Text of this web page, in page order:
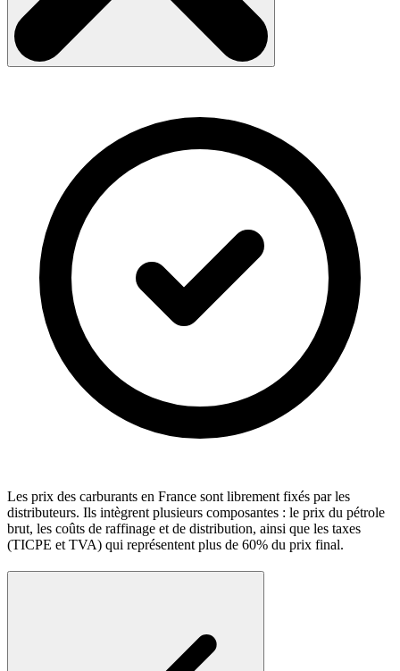
Les prix des carburants en France sont librement fixés par les
distributeurs. Ils intègrent plusieurs composantes : le prix du pétrole
brut, les coûts de raffinage et de distribution, ainsi que les taxes
(TICPE et TVA) qui représentent plus de 60% du prix final.